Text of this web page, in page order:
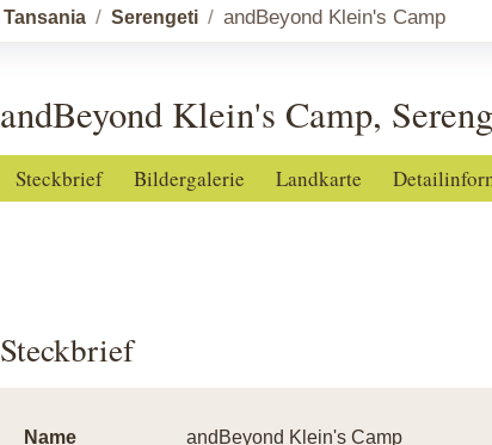
Tansania Serengeti andBeyond Klein's Camp
andBeyond Klein's Camp,
Steckbrief Bildergalerie Landkarte
Steckbrief
Name andBeyond Klein's Camp